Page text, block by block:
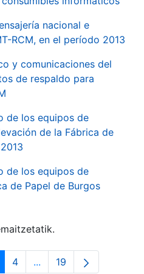
nacional e
RCM, en el período 2013
y comunicaciones del
de respaldo para
de los equipos de
de la Fábrica de
de los equipos de
de Papel de Burgos
Orrialdea
4 ...Intermediate Pages
Orrialdea
19